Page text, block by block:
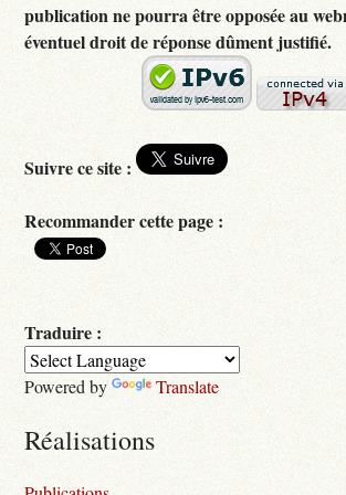
publication ne pourra être opposée au
éventuel droit de réponse dûment justifié.
Suivre ce site :
Recommander cette page :
Traduire :
Powered by Translate
Réalisations